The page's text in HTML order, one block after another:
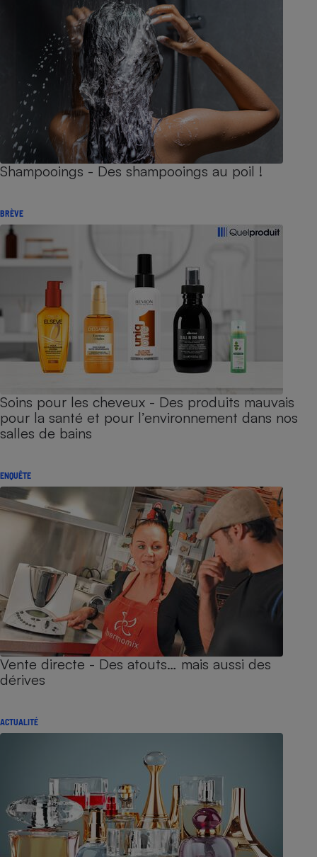
Shampooings - Des shampooings au poil !
BRÈVE
Soins pour les cheveux - Des produits mauvais
pour la santé et pour l’environnement dans nos
salles de bains
ENQUÊTE
Vente directe - Des atouts… mais aussi des
dérives
ACTUALITÉ